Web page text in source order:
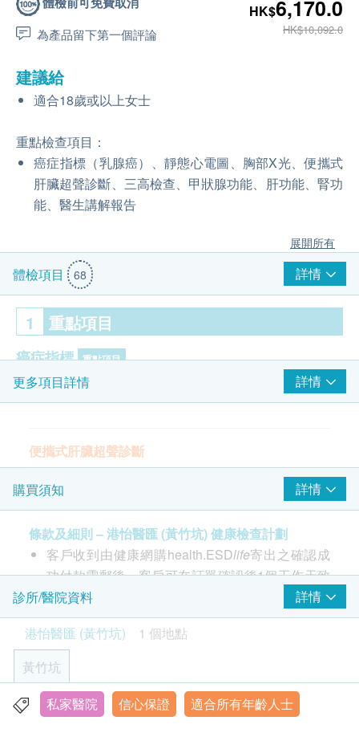
為產品留下第一個評論
HK$6,170.0
HK$10,092.0
建議給
適合18歲或以上女士
重點檢查項目：
癌症指標（乳腺癌）、靜態心電圖、胸部X光、便攜式
肝臟超聲診斷、三高檢查、甲狀腺功能、肝功能、腎功
能、醫生講解報告
展開所有
體檢項目 68 詳情
1 重點項目
癌症指標 重點項目
癌抗原 15.3 (乳房) - 只限女士
靜態心電圖
肺功能
影像診斷檢查 重點項目
便攜式肝臟超聲診斷
2 基本項目
基本健康評估
詳細病歷調查
更多項目詳情 詳情
便攜式肝臟超聲診斷
購買須知 詳情
條款及細則 – 港怡醫匯 (黃竹坑) 健康檢查計劃
客戶收到由健康網購health.ESDlife寄出之確認成
功付款電郵後，客戶可在訂單確認後1個工作天致
電該中心預約 (電話：3903 8688)。
年齡
健康檢查計劃只適用於18歲或以上之人士
疫苗計劃則根據不同疫苗之適合年齡
有效期
診所/醫院資料
詳情
港怡醫匯 (黃竹坑)
1 個地點
黃竹坑
香港黃竹坑香葉道8號 (Marina 8) 10樓
私家醫院 信心保證 適合所有年齡人士